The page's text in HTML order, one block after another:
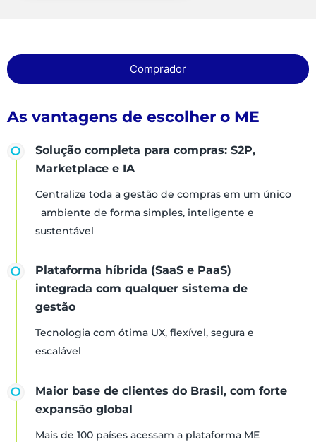
Comprador
As vantagens de escolher o ME
Solução completa para compras: S2P,
Marketplace e IA
Centralize toda a gestão de compras em um único
ambiente de forma simples, inteligente e
sustentável
Plataforma híbrida (SaaS e PaaS)
integrada com qualquer sistema de
gestão
Tecnologia com ótima UX, flexível, segura e
escalável
Maior base de clientes do Brasil, com forte
expansão global
Mais de 100 países acessam a plataforma ME